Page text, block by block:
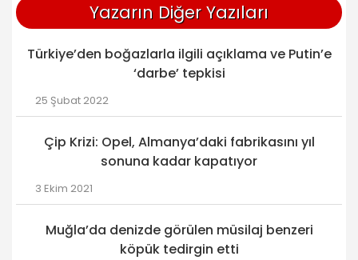
Yazarın Diğer Yazıları
Türkiye’den boğazlarla ilgili açıklama ve Putin’e
‘darbe’ tepkisi
25 Şubat 2022
Çip Krizi: Opel, Almanya’daki fabrikasını yıl
sonuna kadar kapatıyor
3 Ekim 2021
Muğla’da denizde görülen müsilaj benzeri
köpük tedirgin etti